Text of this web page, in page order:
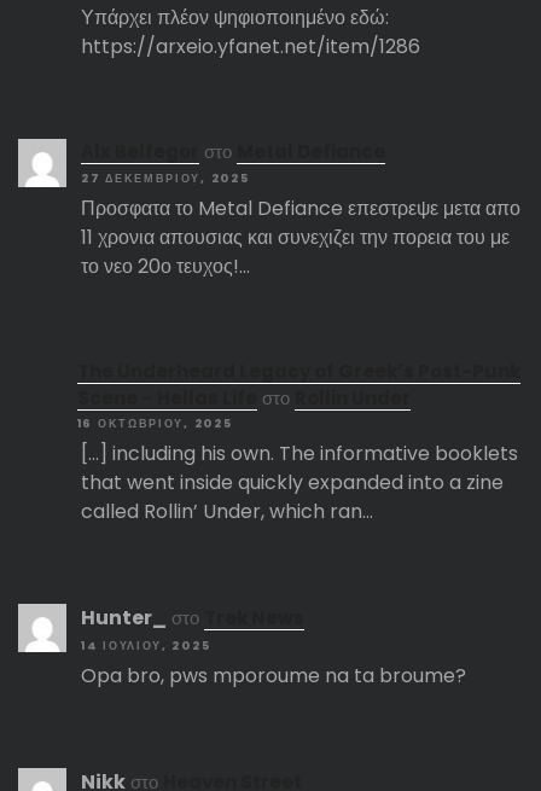
Υπάρχει πλέον ψηφιοποιημένο εδώ:
https://arxeio.yfanet.net/item/1286
στο
27 ΔΕΚΕΜΒΡΊΟΥ, 2025
Προσφατα το Metal Defiance επεστρεψε μετα απο
11 χρονια απουσιας και συνεχιζει την πορεια του με
το νεο 20ο τευχος!…
στο
16 ΟΚΤΩΒΡΊΟΥ, 2025
[…] including his own. The informative booklets
that went inside quickly expanded into a zine
called Rollin’ Under, which ran…
Hunter_ στο
14 ΙΟΥΛΊΟΥ, 2025
Opa bro, pws mporoume na ta broume?
Nikk στο